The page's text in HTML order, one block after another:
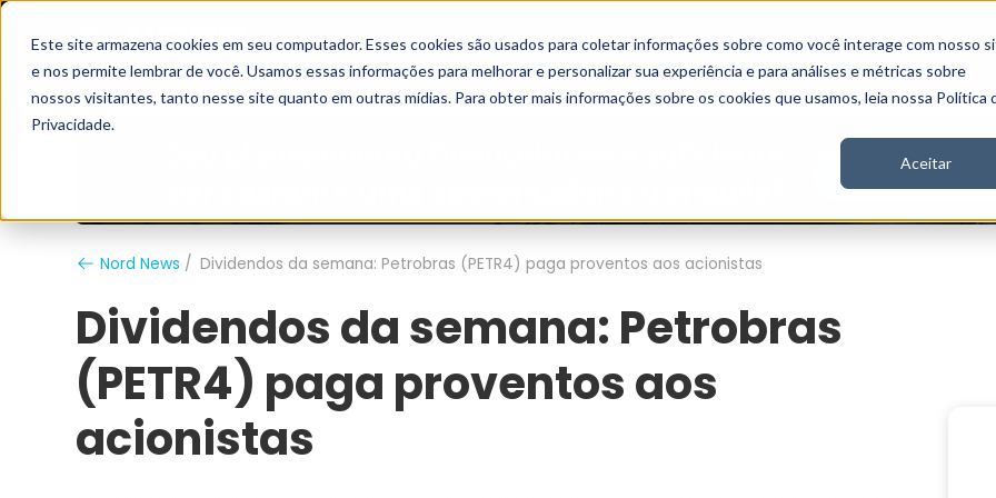
Este site armazena cookies em seu computador. Esses cookies são usados para coletar informações sobre como você interage com nosso
e nos permite lembrar de você. Usamos essas informações para melhorar e personalizar sua experiência e para análises e métricas sobre
nossos visitantes, tanto nesse site quanto em outras mídias. Para obter mais informações sobre os cookies que usamos, leia nossa Política
Privacidade.
Aceitar
Grupo Nord Analistas Vídeos Stories Inscreva-se
Nord News Dividendos da semana: Petrobras (PETR4) paga proventos aos acionistas
Dividendos da semana: Petrobras
(PETR4) paga proventos aos
acionistas